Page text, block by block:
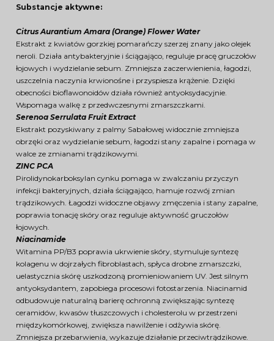
Substancje aktywne:
Citrus Aurantium Amara (Orange) Flower Water
Ekstrakt z kwiatów gorzkiej pomarańczy szerzej znany jako olejek
neroli. Działa antybakteryjnie i ściągająco, reguluje pracę gruczołów
łojowych i wydzielanie sebum. Zmniejsza zaczerwienienia, łagodzi,
uszczelnia naczynia krwionośne i przyspiesza krążenie. Dzięki
obecności bioflawonoidów działa również antyoksydacyjnie.
Wspomaga walkę z przedwczesnymi zmarszczkami.
Serenoa Serrulata Fruit Extract
Ekstrakt pozyskiwany z palmy Sabałowej widocznie zmniejsza
obrzęki oraz wydzielanie sebum, łagodzi stany zapalne i pomaga w
walce ze zmianami trądzikowymi.
ZINC PCA
Pirolidynokarboksylan cynku pomaga w zwalczaniu przyczyn
infekcji bakteryjnych, działa ściągająco, hamuje rozwój zmian
trądzikowych. Łagodzi widoczne objawy zmęczenia i stany zapalne,
poprawia tonację skóry oraz reguluje aktywność gruczołów
łojowych.
Niacinamide
Witamina PP/B3 poprawia ukrwienie skóry, stymuluje syntezę
kolagenu w dojrzałych fibroblastach, spłyca drobne zmarszczki,
uelastycznia skórę uszkodzoną promieniowaniem UV. Jest silnym
antyoksydantem, zapobiega procesowi fotostarzenia. Niacinamid
odbudowuje naturalną barierę ochronną zwiększając syntezę
ceramidów, kwasów tłuszczowych i cholesterolu w przestrzeni
międzykomórkowej, zwiększa nawilżenie i odżywia skórę.
Zmniejsza przebarwienia, wykazuje działanie przeciwtrądzikowe.